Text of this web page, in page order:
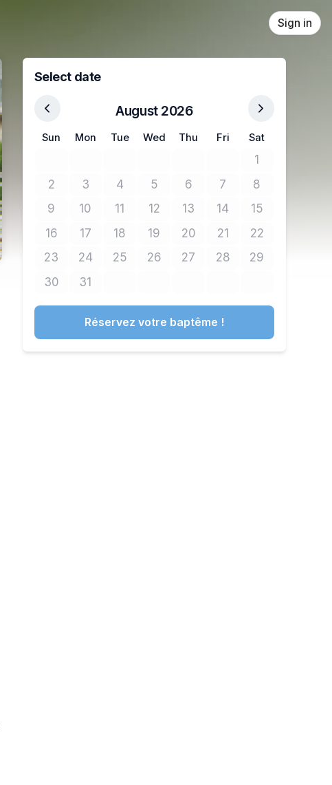
Sign in
Select date
August 2026
Sun Mon Tue Wed Thu Fri Sat
1No tickets
2No tickets available
3No tickets available
4No tickets available
5No tickets available
6No tickets available
7No tickets available
8No tickets
9No tickets available
10No tickets available
11No tickets available
12No tickets available
13No tickets available
14No tickets available
15No tickets
16No tickets available
17No tickets available
18No tickets available
19No tickets available
20No tickets available
21No tickets available
22No tickets
23No tickets available
24No tickets available
25No tickets available
26No tickets available
27No tickets available
28No tickets available
29No tickets
30No tickets available
31No tickets available
Réservez votre baptême !